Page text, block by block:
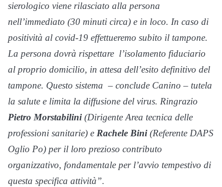
sierologico viene rilasciato alla persona
nell’immediato (30 minuti circa) e in loco. In caso di
positività al covid-19 effettueremo subito il tampone.
La persona dovrà rispettare l’isolamento fiduciario
al proprio domicilio, in attesa dell’esito definitivo del
tampone. Questo sistema – conclude Canino – tutela
la salute e limita la diffusione del virus. Ringrazio
Pietro Morstabilini(Dirigente Area tecnica delle
professioni sanitarie) e Rachele Bini(Referente DAPS
Oglio Po) per il loro prezioso contributo
organizzativo, fondamentale per l’avvio tempestivo di
questa specifica attività”.